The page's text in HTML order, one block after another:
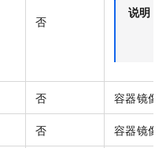
否
说明
否 容器镜像
否 容器镜像